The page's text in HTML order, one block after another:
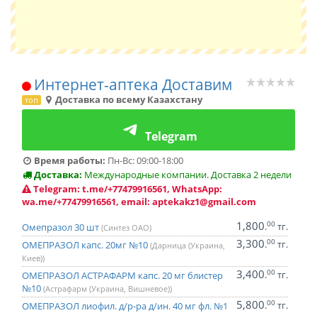
Интернет-аптека Доставим
топ Доставка по всему Казахстану
Telegram
Время работы: Пн-Вс: 09:00-18:00
Доставка: Международные компании. Доставка 2 недели
Telegram: t.me/+77479916561, WhatsApp:
wa.me/+77479916561, email: aptekakz1@gmail.com
Омепразол 30 шт (Синтез ОАО) 1,800.00 тг.
ОМЕПРАЗОЛ капс. 20мг №10 (Дарница (Украина,
Киев))
3,300.00 тг.
ОМЕПРАЗОЛ АСТРАФАРМ капс. 20 мг блистер
№10 (Астрафарм (Украина, Вишневое))
3,400.00 тг.
ОМЕПРАЗОЛ лиофил. д/р-ра д/ин. 40 мг фл. №1 5,800.00 тг.